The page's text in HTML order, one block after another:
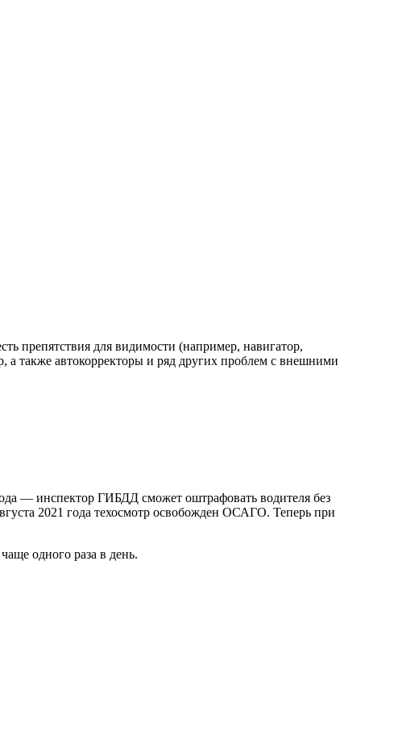
препятствия для видимости (например, навигатор,
также автокорректоры и ряд других проблем с внешними
— инспектор ГИБДД сможет оштрафовать водителя без
2021 года техосмотр освобожден ОСАГО. Теперь при
одного раза в день.